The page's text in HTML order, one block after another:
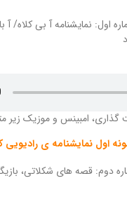
اول: نمایشنامه آ بی کلاه/ آ
گذاری، امبینس و موزیک
اول نمایشنامه ی رادیویی